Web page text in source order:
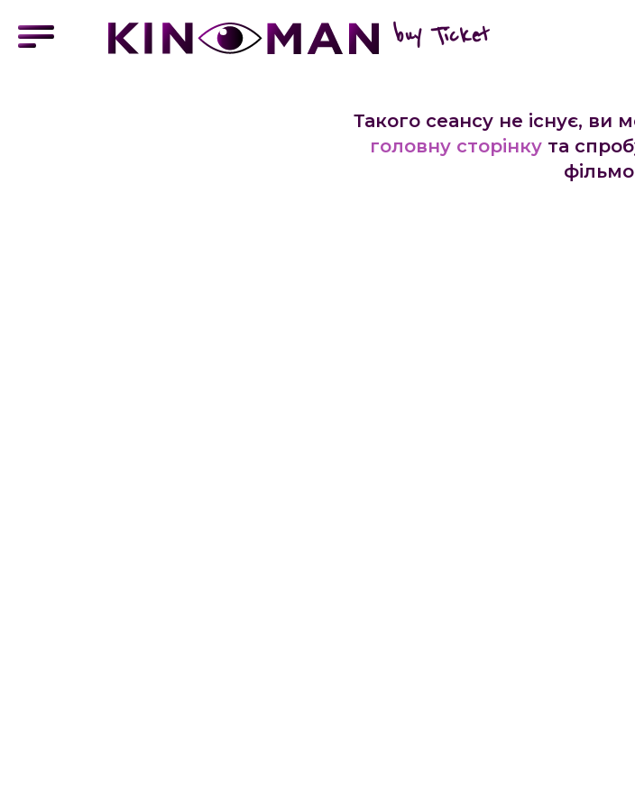
buy Ticket
Такого сеансу не існує, ви
головну сторінку та